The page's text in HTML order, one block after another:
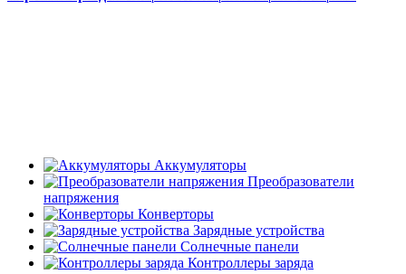
Аккумуляторы
Преобразователи
напряжения
Конверторы
Зарядные устройства
Солнечные панели
Контроллеры заряда